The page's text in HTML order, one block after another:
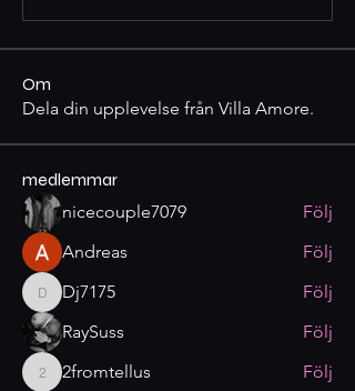
Om
Dela din upplevelse från Villa Amore.
medlemmar
nicecouple7079
Följ
Andreas
Följ
Dj7175Dj7175
Följ
RaySuss
Följ
2fromtellus
2fromtellus
Följ